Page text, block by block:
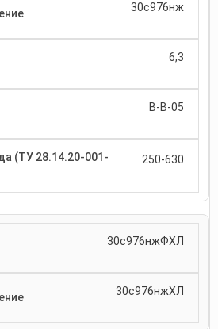
30с976нж
6,3
В-В-05
250-630
30с976нжФХЛ
30с976нжХЛ